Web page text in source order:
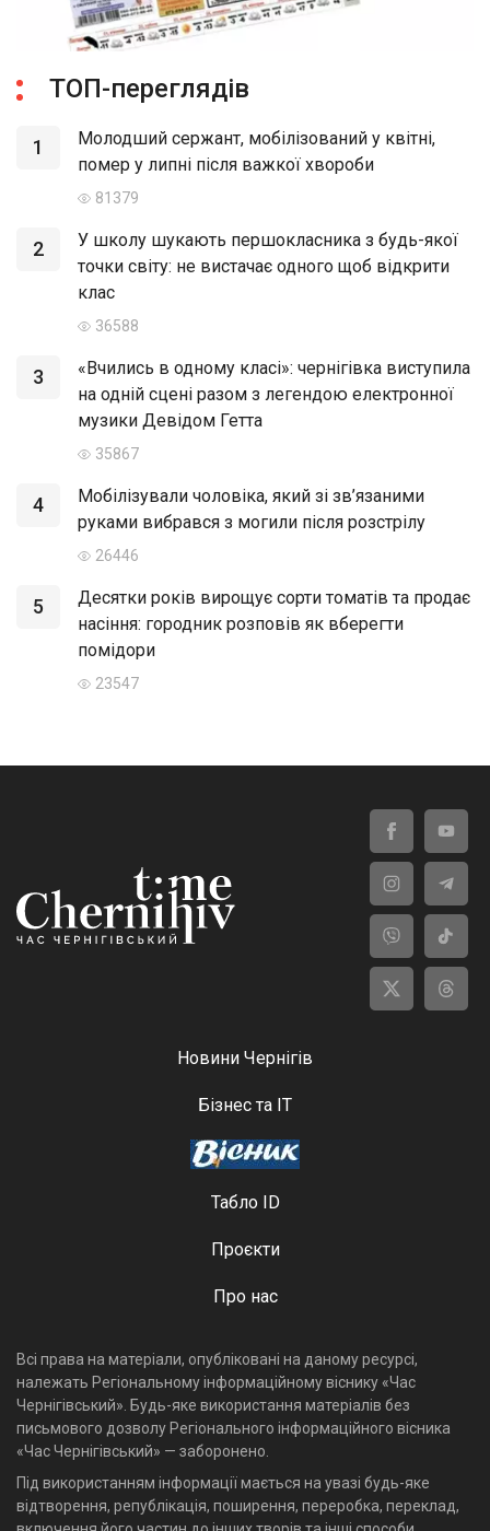
ТОП-переглядів
1
Молодший сержант, мобілізований у квітні,
помер у липні після важкої хвороби
81379
2
У школу шукають першокласника з будь-якої
точки світу: не вистачає одного щоб відкрити
клас
36588
3
«Вчились в одному класі»: чернігівка виступила
на одній сцені разом з легендою електронної
музики Девідом Гетта
35867
4
Мобілізували чоловіка, який зі зв’язаними
руками вибрався з могили після розстрілу
26446
5
Десятки років вирощує сорти томатів та продає
насіння: городник розповів як вберегти
помідори
23547
Новини Чернігів
Бізнес та ІТ
Табло ID
Проєкти
Про нас
Всі права на матеріали, опубліковані на даному ресурсі,
належать Регіональному інформаційному віснику «Час
Чернігівський». Будь-яке використання матеріалів без
письмового дозволу Регіонального інформаційного вісника
«Час Чернігівський» — заборонено.
Під використанням інформації мається на увазі будь-яке
відтворення, републікація, поширення, переробка, переклад,